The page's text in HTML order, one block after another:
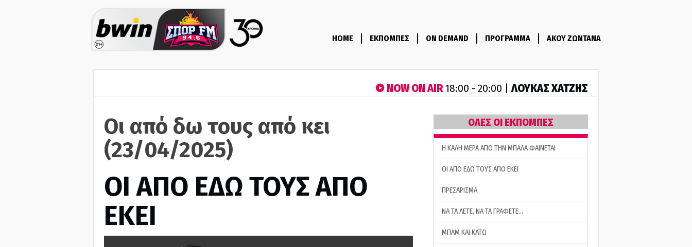
HOME ΕΚΠΟΜΠΕΣ ON DEMAND ΠΡΟΓΡΑΜΜΑ ΑΚΟΥ ΖΩΝΤΑΝΑ
NOW ON AIR18:00 - 20:00 |ΛΟΥΚΑΣ ΧΑΤΖΗΣ
Οι από δω τους από κει
(23/04/2025)
ΟΙ ΑΠΟ ΕΔΩ ΤΟΥΣ ΑΠΟ
ΕΚΕΙ
ΟΛΕΣ ΟΙ ΕΚΠΟΜΠΕΣ
H ΚΑΛΗ ΜΕΡΑ ΑΠΟ ΤΗΝ ΜΠΑΛΑ ΦΑΙΝΕΤΑΙ
ΟΙ ΑΠΟ ΕΔΩ ΤΟΥΣ ΑΠΟ ΕΚΕΙ
ΠΡΕΣΑΡΙΣΜΑ
ΝΑ ΤΑ ΛΕΤΕ, ΝΑ ΤΑ ΓΡΑΦΕΤΕ…
ΜΠΑΜ ΚΑΙ ΚΑΤΩ